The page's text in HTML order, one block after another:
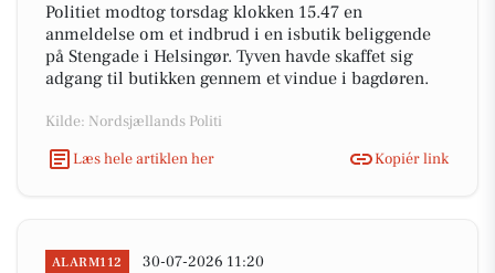
Politiet modtog torsdag klokken 15.47 en
anmeldelse om et indbrud i en isbutik beliggende
på Stengade i Helsingør. Tyven havde skaffet sig
adgang til butikken gennem et vindue i bagdøren.
Kilde: Nordsjællands Politi
Læs hele artiklen her
Kopiér link
ALARM112 30-07-2026 11:20